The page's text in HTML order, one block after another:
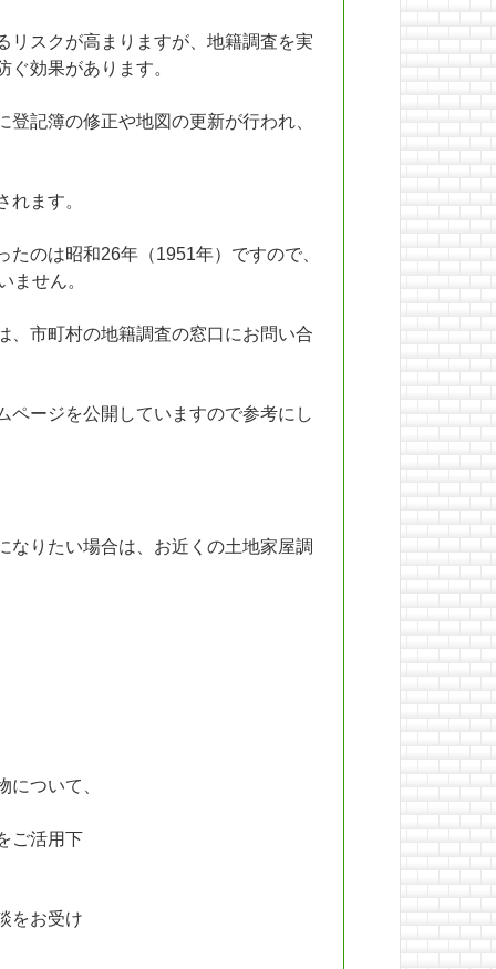
リスクが高まりますが、地籍調査を実
効果があります。
記簿の修正や地図の更新が行われ、
ます。
のは昭和26年（1951年）ですので、
ません。
、市町村の地籍調査の窓口にお問い合
ページを公開していますので参考にし
なりたい場合は、お近くの土地家屋調
ついて、
ご活用下
をお受け